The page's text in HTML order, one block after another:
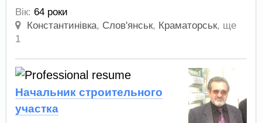
Вік: 64 роки
Константинівка, Слов'янськ, Краматорськ, ще
1
Начальник строительного
участка